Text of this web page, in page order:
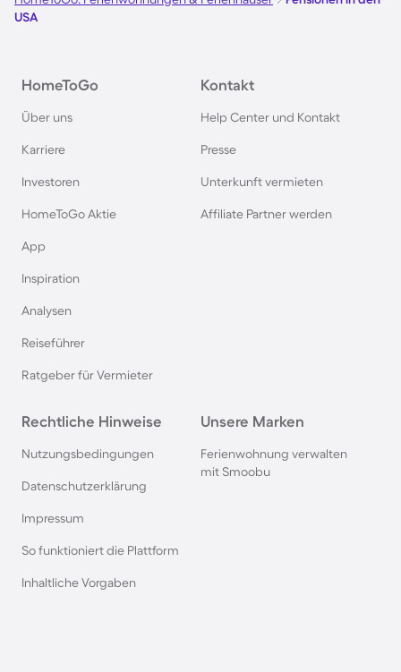
Pensionen in Oberstdorf
Pensionen in Schweden
Pensionen in Holland
Pensionen im Bayerischen Wald
Pensionen in Deutschland
Pensionen in Berchtesgaden
USA
HomeToGo
Über uns
Karriere
Investoren
HomeToGo Aktie
App
Inspiration
Analysen
Reiseführer
Ratgeber für Vermieter
Kontakt
Help Center und Kontakt
Presse
Unterkunft vermieten
Affiliate Partner werden
Rechtliche Hinweise
Nutzungsbedingungen
Datenschutzerklärung
Impressum
So funktioniert die Plattform
Inhaltliche Vorgaben
Unsere Marken
Ferienwohnung verwalten
mit Smoobu